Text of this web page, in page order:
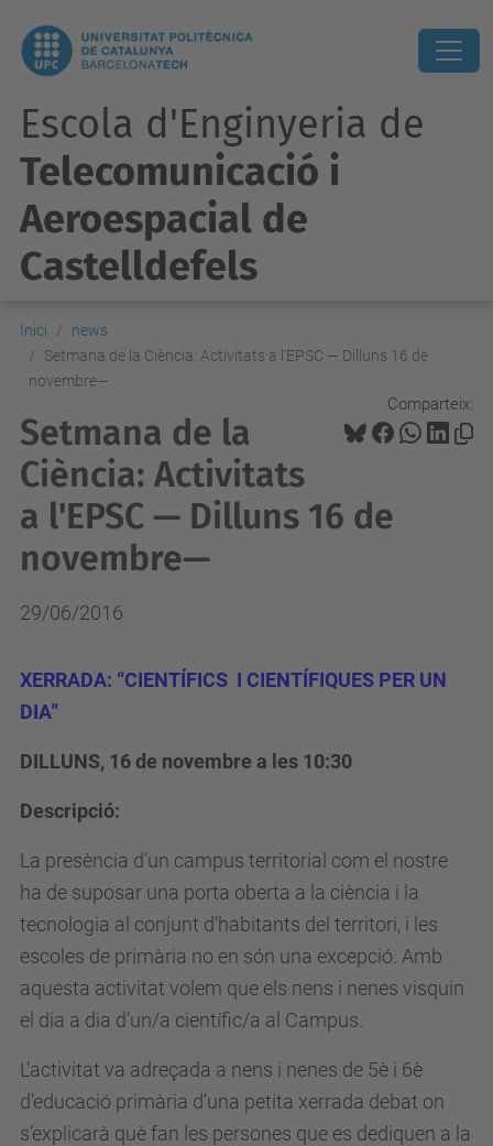
Escola d'Enginyeria de
Telecomunicació i
Aeroespacial de
Castelldefels
Inici
news
Setmana de la Ciència: Activitats a l'EPSC — Dilluns 16 de
novembre—
Comparteix:
Setmana de la
Ciència: Activitats
a l'EPSC — Dilluns 16 de
novembre—
29/06/2016
XERRADA: “CIENTÍFICS I CIENTÍFIQUES PER UN
DIA”
DILLUNS, 16 de novembre a les 10:30
Descripció:
La presència d’un campus territorial com el nostre
ha de suposar una porta oberta a la ciència i la
tecnologia al conjunt d’habitants del territori, i les
escoles de primària no en són una excepció. Amb
aquesta activitat volem que els nens i nenes visquin
el dia a dia d’un/a científic/a al Campus.
L’activitat va adreçada a nens i nenes de 5è i 6è
d’educació primària d’una petita xerrada debat on
s’explicarà què fan les persones que es dediquen a la